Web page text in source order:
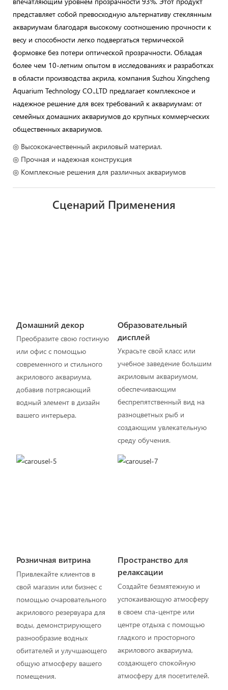
представляет собой превосходную альтернативу стеклянным
аквариумам благодаря высокому соотношению прочности к
весу и способности легко подвергаться термической
формовке без потери оптической прозрачности. Обладая
более чем 10-летним опытом в исследованиях и разработках
в области производства акрила, компания Suzhou Xingcheng
Aquarium Technology CO.,LTD предлагает комплексное и
надежное решение для всех требований к аквариумам: от
семейных домашних аквариумов до крупных коммерческих
общественных аквариумов.
◎ Высококачественный акриловый материал.
◎ Прочная и надежная конструкция
◎ Комплексные решения для различных аквариумов
Сценарий Применения
Домашний декор
Преобразите свою гостиную
или офис с помощью
современного и стильного
акрилового аквариума,
добавив потрясающий
водный элемент в дизайн
вашего интерьера.
Образовательный
дисплей
Украсьте свой класс или
учебное заведение большим
акриловым аквариумом,
обеспечивающим
беспрепятственный вид на
разноцветных рыб и
создающим увлекательную
среду обучения.
Розничная витрина
Привлекайте клиентов в
свой магазин или бизнес с
помощью очаровательного
акрилового резервуара для
воды, демонстрирующего
разнообразие водных
обитателей и улучшающего
общую атмосферу вашего
помещения.
Пространство для
релаксации
Создайте безмятежную и
успокаивающую атмосферу
в своем спа-центре или
центре отдыха с помощью
гладкого и просторного
акрилового аквариума,
создающего спокойную
атмосферу для посетителей.